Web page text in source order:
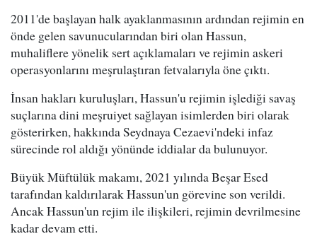
2011'de başlayan halk ayaklanmasının ardından rejimin en
önde gelen savunucularından biri olan Hassun,
muhaliflere yönelik sert açıklamaları ve rejimin askeri
operasyonlarını meşrulaştıran fetvalarıyla öne çıktı.
İnsan hakları kuruluşları, Hassun'u rejimin işlediği savaş
suçlarına dini meşruiyet sağlayan isimlerden biri olarak
gösterirken, hakkında Seydnaya Cezaevi'ndeki infaz
sürecinde rol aldığı yönünde iddialar da bulunuyor.
Büyük Müftülük makamı, 2021 yılında Beşar Esed
tarafından kaldırılarak Hassun'un görevine son verildi.
Ancak Hassun'un rejim ile ilişkileri, rejimin devrilmesine
kadar devam etti.